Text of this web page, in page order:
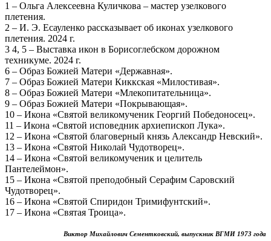
1 – Ольга Алексеевна Куличкова – мастер узелкового
плетения.
2 – И. Э. Есауленко рассказывает об иконах узелкового
плетения. 2024 г.
3 4, 5 – Выставка икон в Борисоглебском дорожном
техникуме. 2024 г.
6 – Образ Божией Матери «Державная».
7 – Образ Божией Матери Киккская «Милостивая».
8 – Образ Божией Матери «Млекопитательница».
9 – Образ Божией Матери «Покрывающая».
10 – Икона «Святой великомученик Георгий Победоносец».
11 – Икона «Святой исповедник архиепископ Лука».
12 – Икона «Святой благоверный князь Александр Невский».
13 – Икона «Святой Николай Чудотворец».
14 – Икона «Святой великомученик и целитель
Пантелеймон».
15 – Икона «Святой преподобный Серафим Саровский
Чудотворец».
16 – Икона «Святой Спиридон Тримифунтский».
17 – Икона «Святая Троица».
Виктор Михайлович Сементковский, выпускник ВГМИ 1973 года